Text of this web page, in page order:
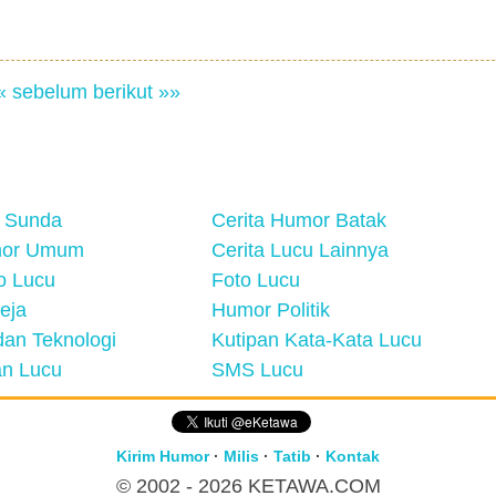
sebelum berikut »»
Cerita Humor Batak
Umum
Cerita Lucu Lainnya
Lucu
Foto Lucu
Humor Politik
Teknologi
Kutipan Kata-Kata Lucu
Lucu
SMS Lucu
Kirim Humor· Milis · Tatib · Kontak
© 2002 - 2026 KETAWA.COM